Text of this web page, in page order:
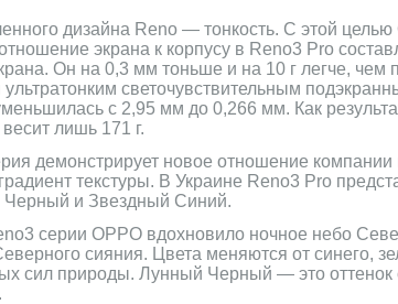
дизайна Reno — тонкость. С этой
экрана к корпусу в Reno3 Pro
Он на 0,3 мм тоньше и на 10 г легче,
светочувствительным
с 2,95 мм до 0,266 мм. Как
лишь 171 г.
демонстрирует новое отношение
текстуры. В Украине Reno3 Pro
и Звездный Синий.
серии OPPO вдохновило ночное небо
сияния. Цвета меняются от синего,
сил природы. Лунный Черный — это оттенок